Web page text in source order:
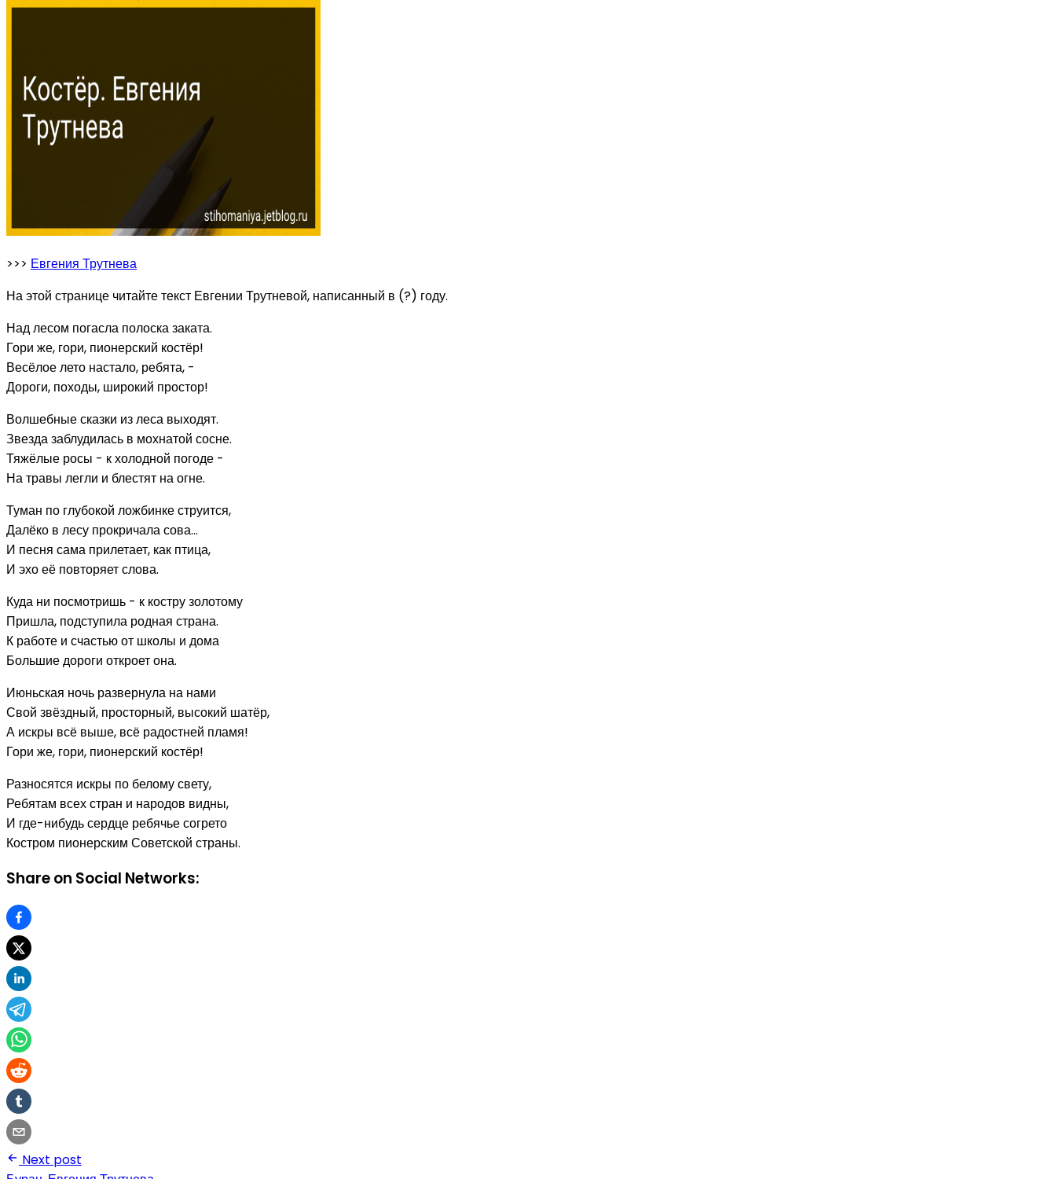
>>> Евгения Трутнева
На этой странице читайте текст Евгении Трутневой, написанный в (?) году.
Над лесом погасла полоска заката.
Гори же, гори, пионерский костёр!
Весёлое лето настало, ребята, -
Дороги, походы, широкий простор!
Волшебные сказки из леса выходят.
Звезда заблудилась в мохнатой сосне.
Тяжёлые росы - к холодной погоде -
На травы легли и блестят на огне.
Туман по глубокой ложбинке струится,
Далёко в лесу прокричала сова...
И песня сама прилетает, как птица,
И эхо её повторяет слова.
Куда ни посмотришь - к костру золотому
Пришла, подступила родная страна.
К работе и счастью от школы и дома
Большие дороги откроет она.
Июньская ночь развернула на нами
Свой звёздный, просторный, высокий шатёр,
А искры всё выше, всё радостней пламя!
Гори же, гори, пионерский костёр!
Разносятся искры по белому свету,
Ребятам всех стран и народов видны,
И где-нибудь сердце ребячье согрето
Костром пионерским Советской страны.
Share on Social Networks:
Next post